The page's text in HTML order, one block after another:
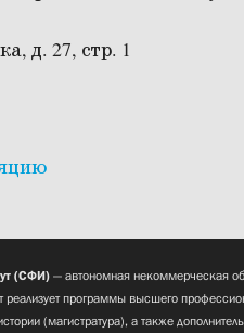
д. 27, стр. 1
(СФИ) — автономная некоммерческая
реализует программы высшего
(магистратура), а также